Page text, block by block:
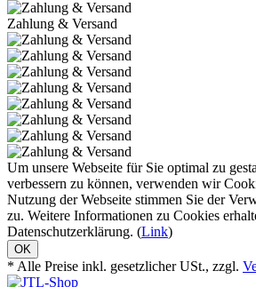
Zahlung & Versand
Um unsere Webseite für Sie optimal zu
verbessern zu können, verwenden wir
Nutzung der Webseite stimmen Sie der
zu. Weitere Informationen zu Cookies
Datenschutzerklärung. (Link)
OK
* Alle Preise inkl. gesetzlicher USt., zzgl.